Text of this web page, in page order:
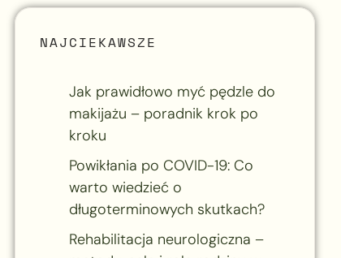
NAJCIEKAWSZE
Jak prawidłowo myć pędzle do
makijażu – poradnik krok po
kroku
Powikłania po COVID-19: Co
warto wiedzieć o
długoterminowych skutkach?
Rehabilitacja neurologiczna –